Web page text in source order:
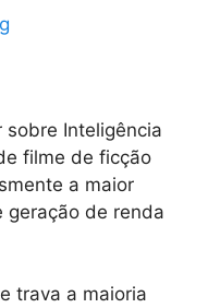
Inteligência
filme de ficção
a maior
geração de renda
trava a maioria